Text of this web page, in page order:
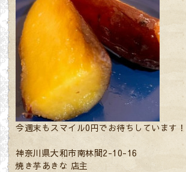
今週末もスマイル0円でお待ちしています！
神奈川県大和市南林間2-10-16
焼き芋あきな 店主